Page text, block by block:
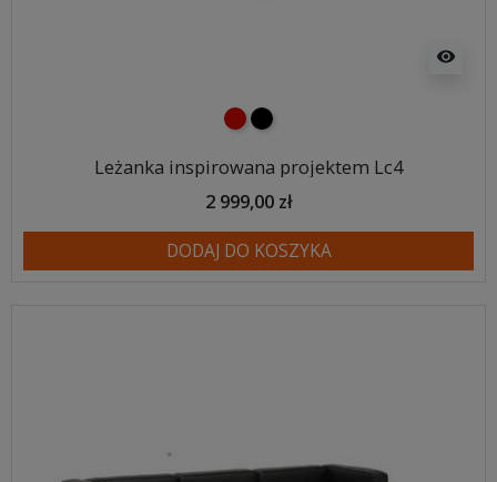
visibility
czerwony
czarny
Leżanka inspirowana projektem Lc4
2 999,00 zł
DODAJ DO KOSZYKA